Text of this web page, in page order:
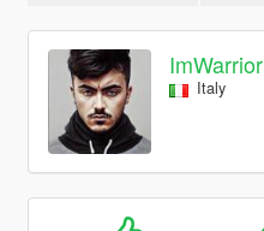
ImWarrior
Italy